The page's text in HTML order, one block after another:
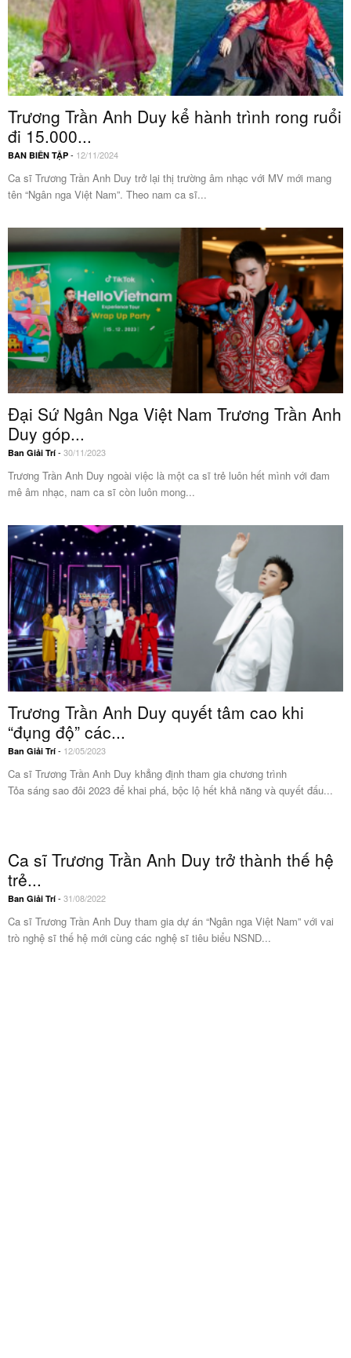
Trương Trần Anh Duy kể hành trình rong ruổi
đi 15.000...
BAN BIÊN TẬP - 12/11/2024
Ca sĩ Trương Trần Anh Duy trở lại thị trường âm nhạc với MV mới mang
tên “Ngân nga Việt Nam”. Theo nam ca sĩ...
Đại Sứ Ngân Nga Việt Nam Trương Trần Anh
Duy góp...
Ban Giải Trí - 30/11/2023
Trương Trần Anh Duy ngoài việc là một ca sĩ trẻ luôn hết mình với đam
mê âm nhạc, nam ca sĩ còn luôn mong...
Trương Trần Anh Duy quyết tâm cao khi
“đụng độ” các...
Ban Giải Trí - 12/05/2023
Ca sĩ Trương Trần Anh Duy khẳng định tham gia chương trình
Tỏa sáng sao đôi 2023 để khai phá, bộc lộ hết khả năng và quyết đấu...
Ca sĩ Trương Trần Anh Duy trở thành thế hệ
trẻ...
Ban Giải Trí - 31/08/2022
Ca sĩ Trương Trần Anh Duy tham gia dự án “Ngân nga Việt Nam” với vai
trò nghệ sĩ thế hệ mới cùng các nghệ sĩ tiêu biểu NSND...